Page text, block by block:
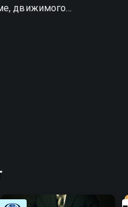
движимого